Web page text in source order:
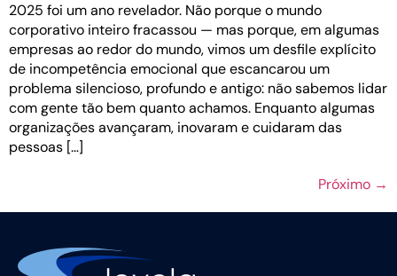
2025 foi um ano revelador. Não porque o mundo
corporativo inteiro fracassou — mas porque, em algumas
empresas ao redor do mundo, vimos um desfile explícito
de incompetência emocional que escancarou um
problema silencioso, profundo e antigo: não sabemos lidar
com gente tão bem quanto achamos. Enquanto algumas
organizações avançaram, inovaram e cuidaram das
pessoas […]
Próximo →